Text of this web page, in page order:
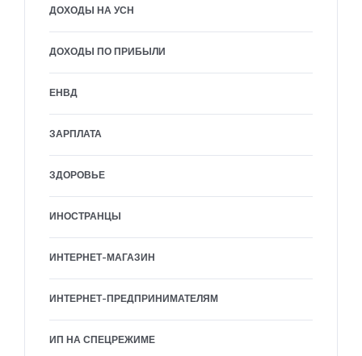
ДОХОДЫ НА УСН
ДОХОДЫ ПО ПРИБЫЛИ
ЕНВД
ЗАРПЛАТА
ЗДОРОВЬЕ
ИНОСТРАНЦЫ
ИНТЕРНЕТ-МАГАЗИН
ИНТЕРНЕТ-ПРЕДПРИНИМАТЕЛЯМ
ИП НА СПЕЦРЕЖИМЕ